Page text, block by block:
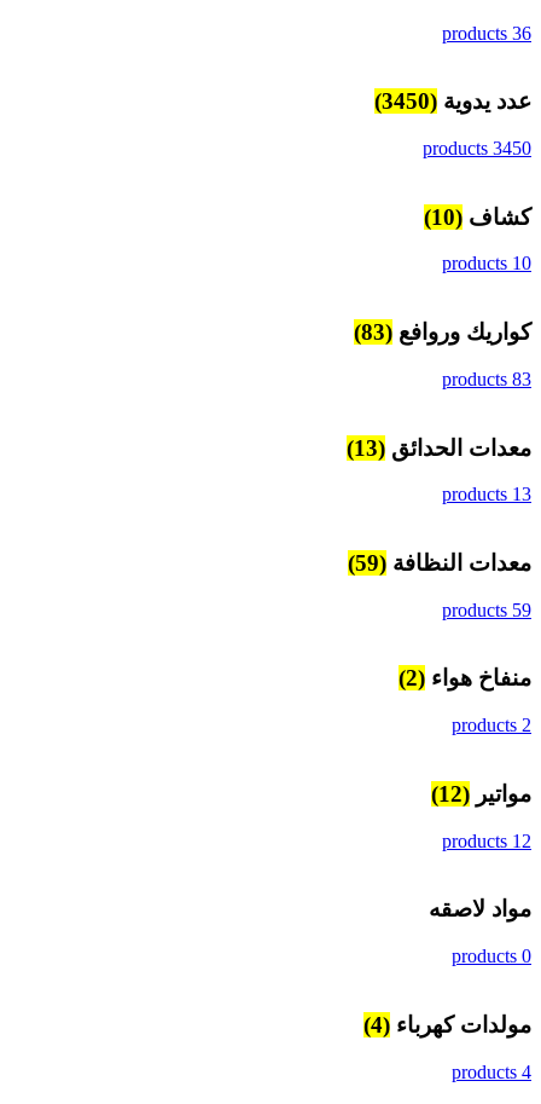
36 products
عدد يدوية (3450)
3450 products
كشاف (10)
10 products
كواريك وروافع (83)
83 products
معدات الحدائق (13)
13 products
معدات النظافة (59)
59 products
منفاخ هواء (2)
2 products
مواتير (12)
12 products
مواد لاصقه
0 products
مولدات كهرباء (4)
4 products